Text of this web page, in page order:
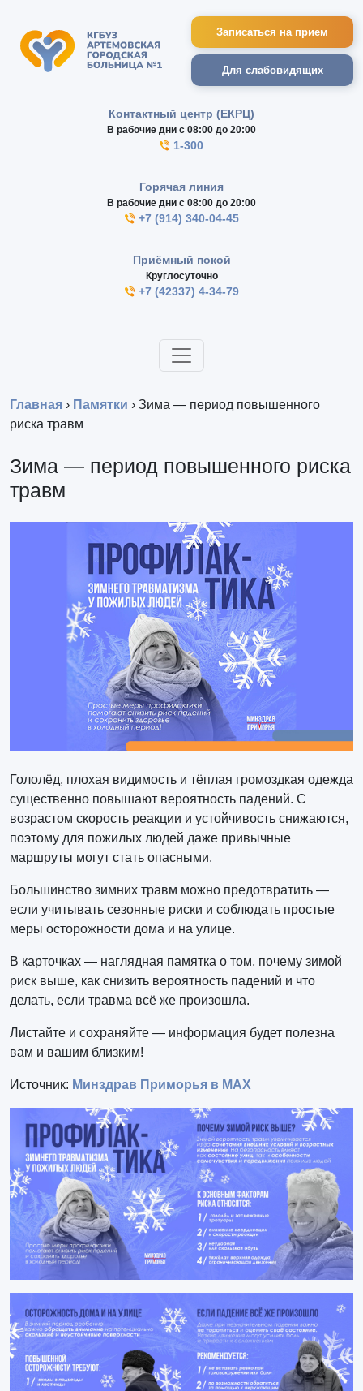
Записаться на прием
Для слабовидящих
Контактный центр (ЕКРЦ)
В рабочие дни с 08:00 до 20:00
1-300
Горячая линия
В рабочие дни с 08:00 до 20:00
+7 (914) 340-04-45
Приёмный покой
Круглосуточно
+7 (42337) 4-34-79
Главная › Памятки › Зима — период повышенного
риска травм
Зима — период повышенного риска
травм
Гололёд, плохая видимость и тёплая громоздкая одежда
существенно повышают вероятность падений. С
возрастом скорость реакции и устойчивость снижаются,
поэтому для пожилых людей даже привычные
маршруты могут стать опасными.
Большинство зимних травм можно предотвратить —
если учитывать сезонные риски и соблюдать простые
меры осторожности дома и на улице.
В карточках — наглядная памятка о том, почему зимой
риск выше, как снизить вероятность падений и что
делать, если травма всё же произошла.
Листайте и сохраняйте — информация будет полезна
вам и вашим близким!
Источник: Минздрав Приморья в МАХ